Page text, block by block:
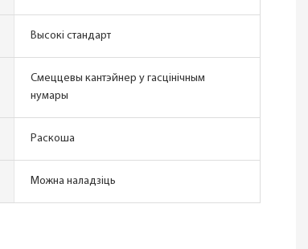
Высокі стандарт
Смеццевы кантэйнер у гасцінічным
нумары
Раскоша
Можна наладзіць